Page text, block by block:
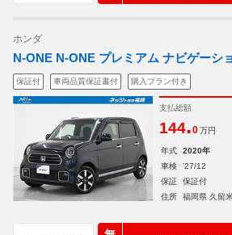
ホンダ
N-ONE N-ONE プレミアム ナビゲーシ
保証付 車両品質保証書付 購入プラン付き
支払総額
144.0 万円
年式 2020年
車検
'27/12
保証
保証付
住所
福岡県 久留